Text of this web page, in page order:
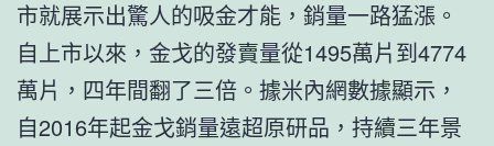
市就展示出驚人的吸金才能，銷量一路猛漲。
自上市以來，金戈的發賣量從1495萬片到4774
萬片，四年間翻了三倍。據米內網數據顯示，
自2016年起金戈銷量遠超原研品，持續三年景